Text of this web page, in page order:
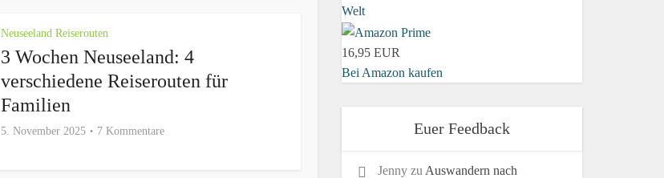
Neuseeland Reiserouten
3 Wochen Neuseeland: 4
verschiedene Reiserouten für
Familien
5. November 2025 7 Kommentare
Welt
16,95 EUR
Bei Amazon kaufen
Euer Feedback
Jenny zu Auswandern nach